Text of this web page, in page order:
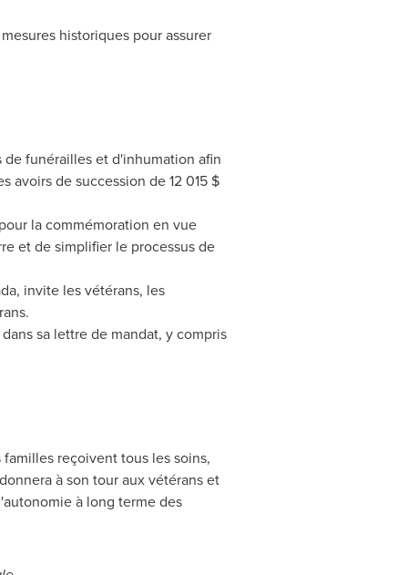
historiques pour assurer
funérailles et d'inhumation afin
avoirs de succession de 12 015 $
la commémoration en vue
et de simplifier le processus de
invite les vétérans, les
sa lettre de mandat, y compris
reçoivent tous les soins,
à son tour aux vétérans et
à long terme des